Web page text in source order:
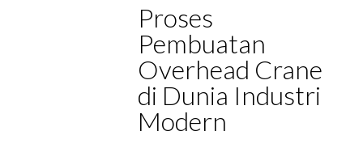
Proses
Pembuatan
Overhead Crane
di Dunia Industri
Modern